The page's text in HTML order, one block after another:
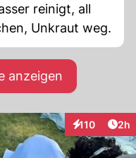
reinigt, all
Unkraut weg.
anzeigen
110
Interaktionen
2h